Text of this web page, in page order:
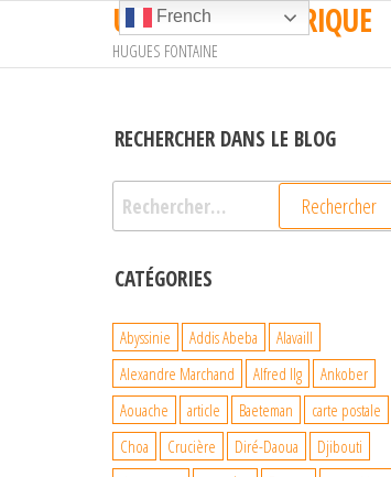
contenu
UN TRAIN EN AFRIQUE
HUGUES FONTAINE
RECHERCHER DANS LE BLOG
Rechercher :
CATÉGORIES
Abyssinie Addis Abeba
Alavaill
Alexandre Marchand
Alfred Ilg
Ankober
Aouache
article Baeteman
carte postale
Choa
Crucière Diré-Daoua
Djibouti
French